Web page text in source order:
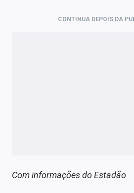
CONTINUA DEPOIS DA
Com informações do Estadão